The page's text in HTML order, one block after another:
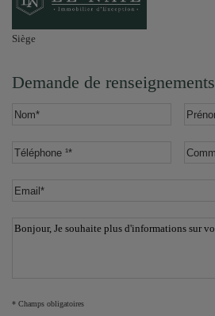
Siège
Demande de renseignements
* Champs obligatoires